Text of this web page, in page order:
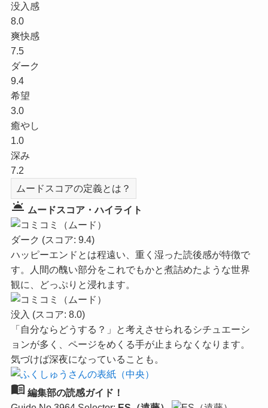
没入感
8.0
爽快感
7.5
ダーク
9.4
希望
3.0
癒やし
1.0
深み
7.2
ムードスコアの定義とは？
wb_twilight ムードスコア・ハイライト
ダーク (スコア: 9.4)
ハッピーエンドとは程遠い、重く湿った読後感が特徴で
す。人間の醜い部分をこれでもかと煮詰めたような世界
観に、どっぷりと浸れます。
没入 (スコア: 8.0)
「自分ならどうする？」と考えさせられるシチュエーシ
ョンが多く、ページをめくる手が止まらなくなります。
気づけば深夜になっていることも。
menu_book 編集部の読感ガイド！